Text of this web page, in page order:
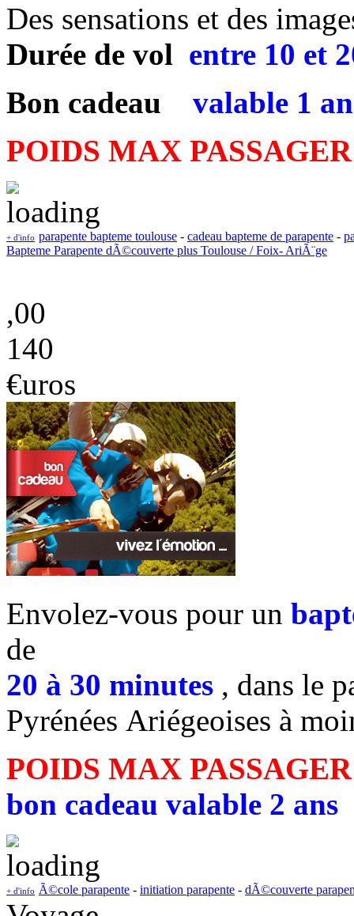
Des sensations et des
Durée de vol entre 10 et
Bon cadeau valable 1 an
POIDS MAX
+ d'info parapente bapteme toulouse - cadeau bapteme de parapente -
Bapteme Parapente dÃ©couverte plus Toulouse / Foix- AriÃ¨ge
,00
140
€uros
Envolez-vous pour un
de
20 à 30 minutes , dans le
Pyrénées Ariégeoises à
POIDS MAX
bon cadeau valable 2 ans
+ d'info Ã©cole parapente - initiation parapente - dÃ©couverte